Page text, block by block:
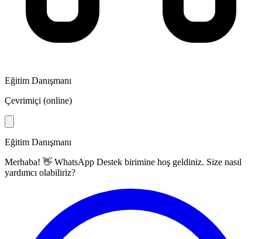
Eğitim Danışmanı
Çevrimiçi (online)
Eğitim Danışmanı
Merhaba! 👋 WhatsApp Destek birimine hoş geldiniz. Size nasıl
yardımcı olabiliriz?